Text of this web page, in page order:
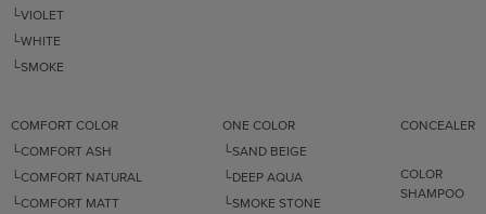
└VIOLET
└WHITE
└SMOKE
COMFORT COLOR
└COMFORT ASH
└COMFORT NATURAL
└COMFORT MATT
ONE COLOR
└SAND BEIGE
└DEEP AQUA
└SMOKE STONE
CONCEALER
COLOR
SHAMPOO